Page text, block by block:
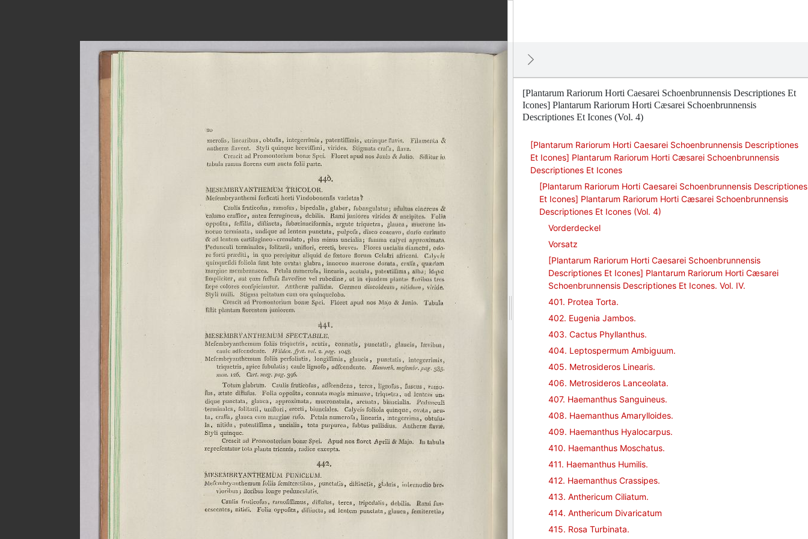
[Plantarum Rariorum Horti Caesarei Schoenbrunnensis Descriptiones Et
Icones] Plantarum Rariorum Horti Cæsarei Schoenbrunnensis
Descriptiones Et Icones (Vol. 4)
[Plantarum Rariorum Horti Caesarei Schoenbrunnensis Descriptiones
Et Icones] Plantarum Rariorum Horti Cæsarei Schoenbrunnensis
Descriptiones Et Icones
[Plantarum Rariorum Horti Caesarei Schoenbrunnensis Descriptiones
Et Icones] Plantarum Rariorum Horti Cæsarei Schoenbrunnensis
Descriptiones Et Icones (Vol. 4)
Vorderdeckel
Vorsatz
[Plantarum Rariorum Horti Caesarei Schoenbrunnensis
Descriptiones Et Icones] Plantarum Rariorum Horti Cæsarei
Schoenbrunnensis Descriptiones Et Icones. Vol. IV.
401. Protea Torta.
402. Eugenia Jambos.
403. Cactus Phyllanthus.
404. Leptospermum Ambiguum.
405. Metrosideros Linearis.
406. Metrosideros Lanceolata.
407. Haemanthus Sanguineus.
408. Haemanthus Amarylloides.
409. Haemanthus Hyalocarpus.
410. Haemanthus Moschatus.
411. Haemanthus Humilis.
412. Haemanthus Crassipes.
413. Anthericum Ciliatum.
414. Anthericum Divaricatum
415. Rosa Turbinata.